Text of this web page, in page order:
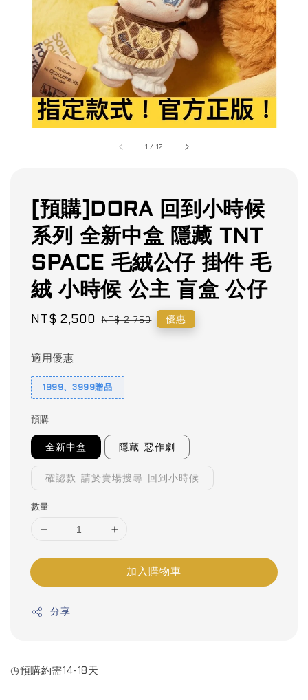
1 / 12
[預購]DORA 回到小時候
系列 全新中盒 隱藏 TNT
SPACE 毛絨公仔 掛件 毛
絨 小時候 公主 盲盒 公仔
Sale
NT$ 2,500 Regular
NT$ 2,750 優惠
適用優惠
1999、3999贈品
預購
全新中盒 隱藏-惡作劇
確認款-請於賣場搜尋-回到小時候
數量
加入購物車
分享
◷預購約需14-18天